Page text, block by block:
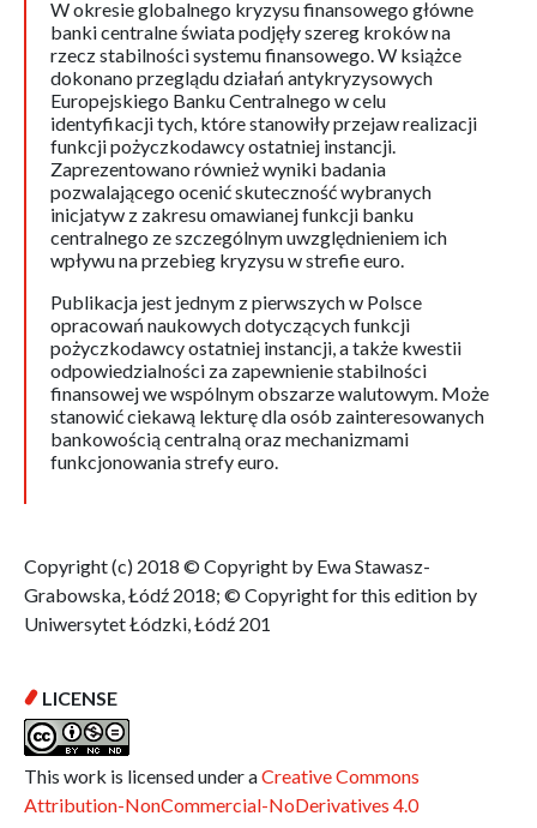
W okresie globalnego kryzysu finansowego główne
banki centralne świata podjęły szereg kroków na
rzecz stabilności systemu finansowego. W książce
dokonano przeglądu działań antykryzysowych
Europejskiego Banku Centralnego w celu
identyfikacji tych, które stanowiły przejaw realizacji
funkcji pożyczkodawcy ostatniej instancji.
Zaprezentowano również wyniki badania
pozwalającego ocenić skuteczność wybranych
inicjatyw z zakresu omawianej funkcji banku
centralnego ze szczególnym uwzględnieniem ich
wpływu na przebieg kryzysu w strefie euro.
Publikacja jest jednym z pierwszych w Polsce
opracowań naukowych dotyczących funkcji
pożyczkodawcy ostatniej instancji, a także kwestii
odpowiedzialności za zapewnienie stabilności
finansowej we wspólnym obszarze walutowym. Może
stanowić ciekawą lekturę dla osób zainteresowanych
bankowością centralną oraz mechanizmami
funkcjonowania strefy euro.
Copyright (c) 2018 © Copyright by Ewa Stawasz-
Grabowska, Łódź 2018; © Copyright for this edition by
Uniwersytet Łódzki, Łódź 201
LICENSE
This work is licensed under aCreative Commons
Attribution-NonCommercial-NoDerivatives 4.0